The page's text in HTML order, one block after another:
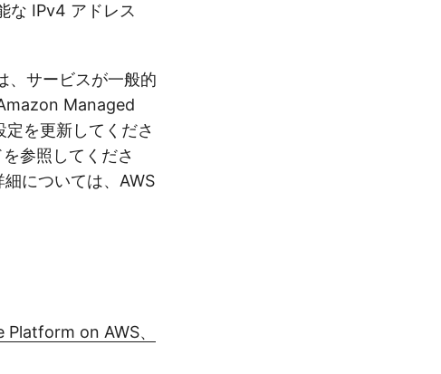
な IPv4 アドレス
、サービスが一般的
Managed
を更新してくださ
参照してくださ
については、AWS
on AWS、